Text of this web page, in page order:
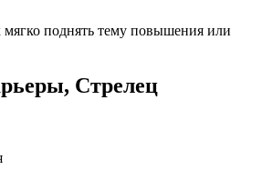
поднять тему повышения или
Стрелец